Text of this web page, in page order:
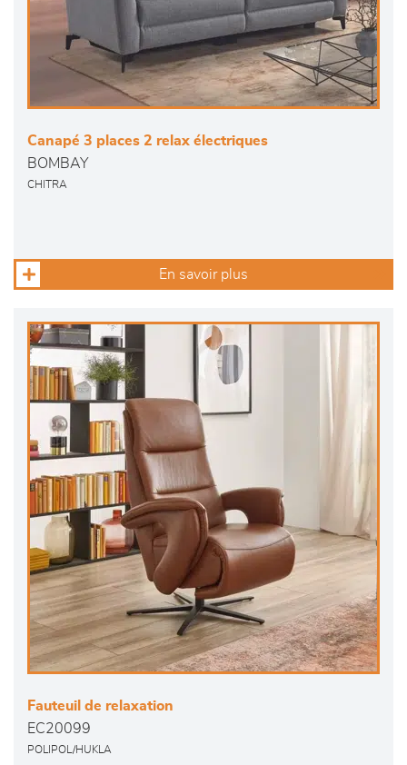
Canapé 3 places 2 relax électriques
BOMBAY
CHITRA
En savoir plus
Fauteuil de relaxation
EC20099
POLIPOL/HUKLA